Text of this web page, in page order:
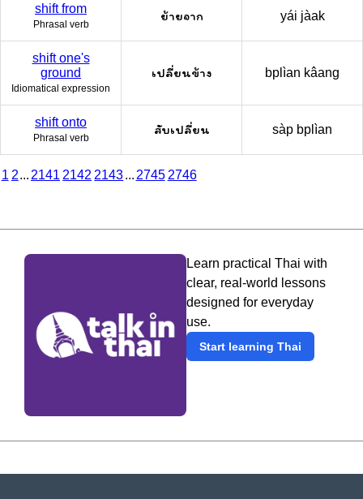
shift from
Phrasal verb
ย้ายจาก yái jàak
shift one's
ground
Idiomatical expression
เปลี่ยนข้าง bplìan kâang
shift onto
Phrasal verb
สับเปลี่ยน sàp bplìan
1 2... 2141 2142 2143... 2745 2746
Learn practical Thai with
clear, real-world lessons
designed for everyday
use.
Start learning Thai